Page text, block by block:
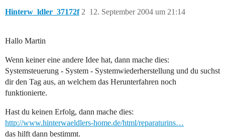
Hinterw_ldler_37172f 12. September 2004 um 21:14
2
Hallo Martin
Wenn keiner eine andere Idee hat, dann mache dies:
Systemsteuerung - System - Systemwiederherstellung und du suchst
dir den Tag aus, an welchem das Herunterfahren noch
funktionierte.
Hast du keinen Erfolg, dann mache dies:
http://www.hinterwaeldlers-home.de/html/reparaturins…
das hilft dann bestimmt.